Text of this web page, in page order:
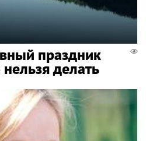
праздник
нельзя делать